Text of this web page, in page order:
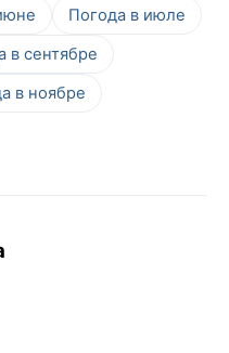
Погода в июле
в сентябре
в ноябре